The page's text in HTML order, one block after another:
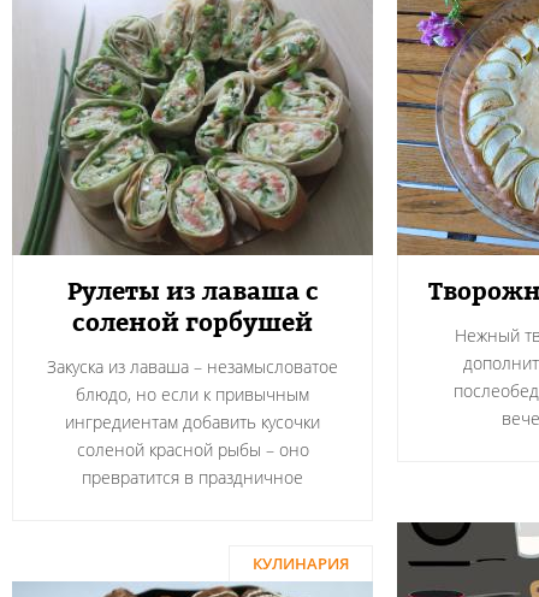
Рулеты из лаваша с
соленой горбушей
Закуска из лаваша – незамысловатое
блюдо, но если к привычным
ингредиентам добавить кусочки
соленой красной рыбы – оно
превратится в праздничное
Нежный
КУЛИНАРИЯ